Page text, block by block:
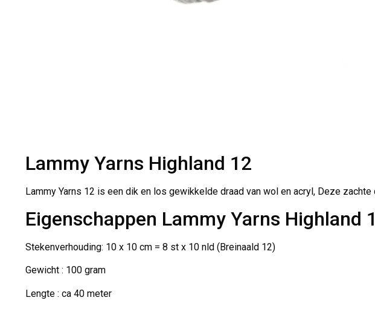
Lammy Yarns Highland 12
Lammy Yarns 12 is een dik en los gewikkelde draad van wol en acryl, Deze
Eigenschappen Lammy Yarns Highland
Stekenverhouding: 10 x 10 cm = 8 st x 10 nld (Breinaald 12)
Gewicht : 100 gram
Lengte : ca 40 meter